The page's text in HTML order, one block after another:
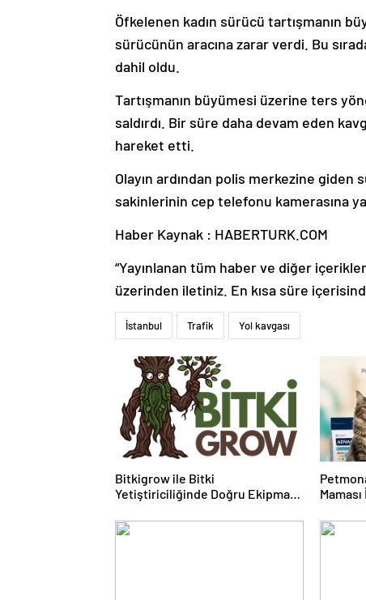
Öfkelenen kadın sürücü tartışmanın
sürücünün aracına zarar verdi. Bu
dahil oldu.
Tartışmanın büyümesi üzerine ters
saldırdı. Bir süre daha devam eden
hareket etti.
Olayın ardından polis merkezine
sakinlerinin cep telefonu kamerasına
Haber Kaynak : HABERTURK.COM
“Yayınlanan tüm haber ve diğer
üzerinden iletiniz. En kısa süre
İstanbul Trafik Yol kavgası
Bitkigrow ile Bitki
Yetiştiriciliğinde Doğru Ekipman